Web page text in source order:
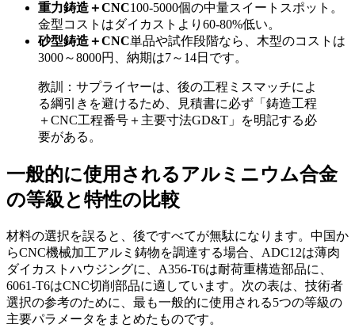
重力鋳造＋CNC100-5000個の中量スイートスポット。
金型コストはダイカストより60-80%低い。
砂型鋳造＋CNC単品や試作段階なら、木型のコストは
3000～8000円、納期は7～14日です。
教訓：サプライヤーは、後の工程ミスマッチによ
る綱引きを避けるため、見積書に必ず「鋳造工程
＋CNC工程番号＋主要寸法GD&T」を明記する必
要がある。
一般的に使用されるアルミニウム合金
の等級と特性の比較
材料の選択を誤ると、後ですべてが無駄になります。中国か
らCNC機械加工アルミ鋳物を調達する場合、ADC12は薄肉
ダイカストハウジングに、A356-T6は耐荷重構造部品に、
6061-T6はCNC切削部品に適しています。次の表は、技術者
選択の参考のために、最も一般的に使用される5つの等級の
主要パラメータをまとめたものです。